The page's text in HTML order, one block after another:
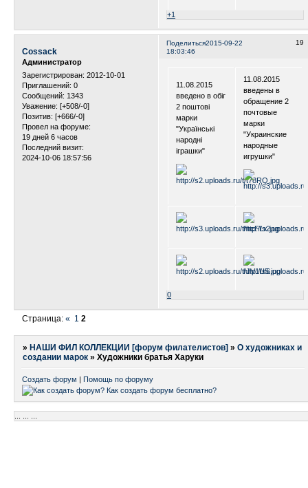
+1
Поделиться 19
2015-09-22
18:03:46
Cossack
Администратор
Зарегистрирован: 2012-10-01
Приглашений: 0
Сообщений: 1343
Уважение: [+508/-0]
Позитив: [+666/-0]
Провел на форуме:
19 дней 6 часов
Последний визит:
2024-10-06 18:57:56
11.08.2015
введено в обіг
2 поштові
марки
"Українські
народні
іграшки"
11.08.2015
введены в
обращение 2
почтовые
марки
"Украинские
народные
игрушки"
0
Страница:« 1 2
» НАШИ ФИЛ КОЛЛЕКЦИИ [форум филателистов] »О художниках и
создании марок »Художники братья Харуки
Создать форум | Помощь по форуму